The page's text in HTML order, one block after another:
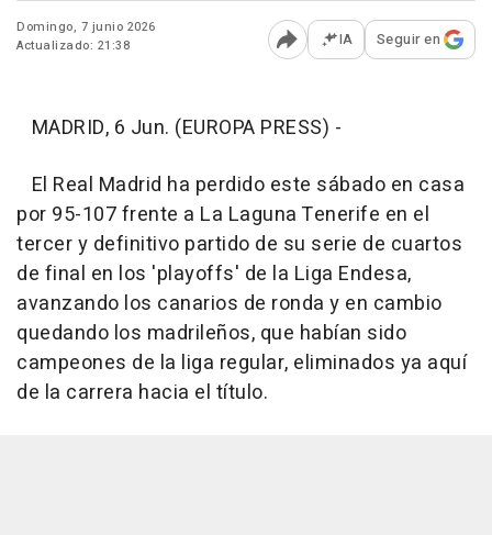
Domingo, 7 junio 2026
Actualizado: 21:38
Abrir opciones para
IA Seguir en
MADRID, 6 Jun. (EUROPA PRESS) -
El Real Madrid ha perdido este sábado en casa
por 95-107 frente a La Laguna Tenerife en el
tercer y definitivo partido de su serie de cuartos
de final en los 'playoffs' de la Liga Endesa,
avanzando los canarios de ronda y en cambio
quedando los madrileños, que habían sido
campeones de la liga regular, eliminados ya aquí
de la carrera hacia el título.